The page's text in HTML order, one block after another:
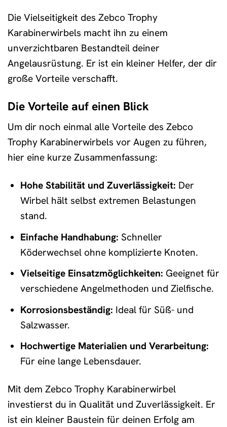
Die Vielseitigkeit des Zebco Trophy
Karabinerwirbels macht ihn zu einem
unverzichtbaren Bestandteil deiner
Angelausrüstung. Er ist ein kleiner Helfer, der dir
große Vorteile verschafft.
Die Vorteile auf einen Blick
Um dir noch einmal alle Vorteile des Zebco
Trophy Karabinerwirbels vor Augen zu führen,
hier eine kurze Zusammenfassung:
Hohe Stabilität und Zuverlässigkeit: Der
Wirbel hält selbst extremen Belastungen
stand.
Einfache Handhabung: Schneller
Köderwechsel ohne komplizierte Knoten.
Vielseitige Einsatzmöglichkeiten: Geeignet für
verschiedene Angelmethoden und Zielfische.
Korrosionsbeständig: Ideal für Süß- und
Salzwasser.
Hochwertige Materialien und Verarbeitung:
Für eine lange Lebensdauer.
Mit dem Zebco Trophy Karabinerwirbel
investierst du in Qualität und Zuverlässigkeit. Er
ist ein kleiner Baustein für deinen Erfolg am